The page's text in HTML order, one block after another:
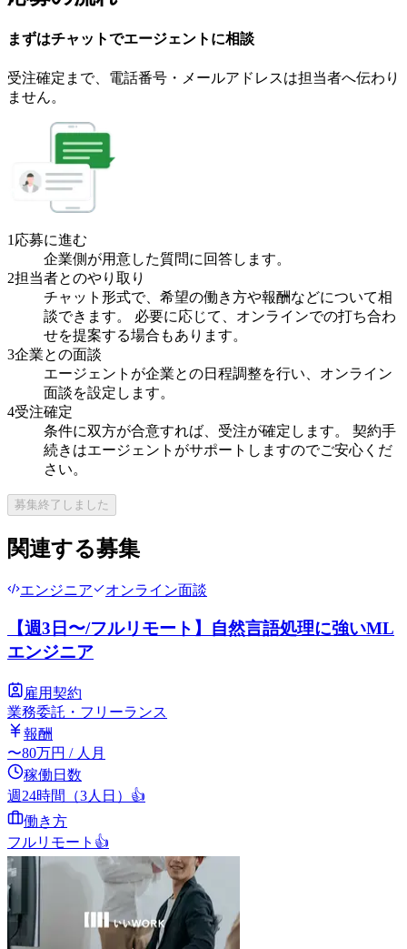
まずはチャットでエージェント に相談
受注確定まで、 電話番号・メールアドレスは担当者へ伝わり
ません。
1 応募に進む
企業側が用意した質問に回答します。
2担当者とのやり取り
チャット形式で、希望の働き方や報酬などについて相
談できます。 必要に応じて、オンラインでの打ち合わ
せを提案する場合もあります。
3企業との面談
エージェントが企業との日程調整を行い、オンライン
面談を設定します。
4受注確定
条件に双方が合意すれば、受注が確定します。 契約手
続きはエージェントがサポートしますのでご安心くだ
さい。
募集終了しました
関連する募集
エンジニア オンライン面談
【週3日〜/フルリモート】自然言語処理に強いML
エンジニア
雇用契約
業務委託・フリーランス
報酬
〜80万円 / 人月
稼働日数
週24時間（3人日） 👍
働き方
フルリモート 👍